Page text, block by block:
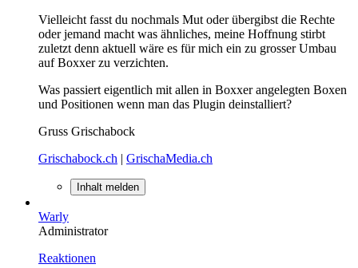
Vielleicht fasst du nochmals Mut oder übergibst die Rechte
oder jemand macht was ähnliches, meine Hoffnung stirbt
zuletzt denn aktuell wäre es für mich ein zu grosser Umbau
auf Boxxer zu verzichten.
Was passiert eigentlich mit allen in Boxxer angelegten Boxen
und Positionen wenn man das Plugin deinstalliert?
Gruss Grischabock
Grischabock.ch | GrischaMedia.ch
Inhalt melden
Warly
Administrator
Reaktionen